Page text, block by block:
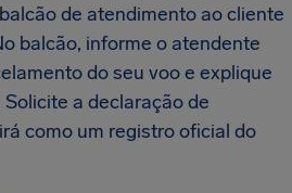
de atendimento ao cliente
balcão, informe o atendente
do seu voo e explique
a declaração de
como um registro oficial do